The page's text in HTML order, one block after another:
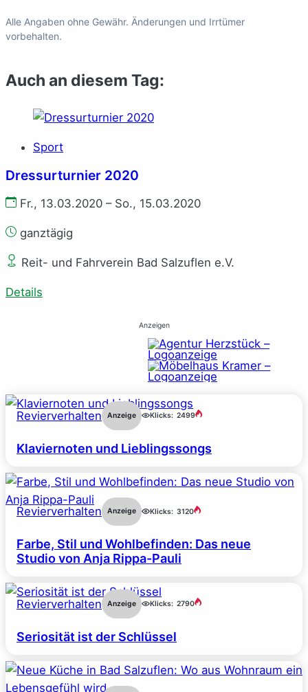
Alle Angaben ohne Gewähr. Änderungen und Irrtümer
vorbehalten.
Auch an diesem Tag:
Sport
Dressurturnier 2020
Fr., 13.03.2020 – So., 15.03.2020
ganztägig
Reit- und Fahrverein Bad Salzuflen e.V.
Details
Anzeigen
Revierverhalten Anzeige Klicks: 2499
Klaviernoten und Lieblingssongs
Revierverhalten Anzeige Klicks: 3120
Farbe, Stil und Wohlbefinden: Das neue
Studio von Anja Rippa-Pauli
Revierverhalten Anzeige Klicks: 2790
Seriosität ist der Schlüssel